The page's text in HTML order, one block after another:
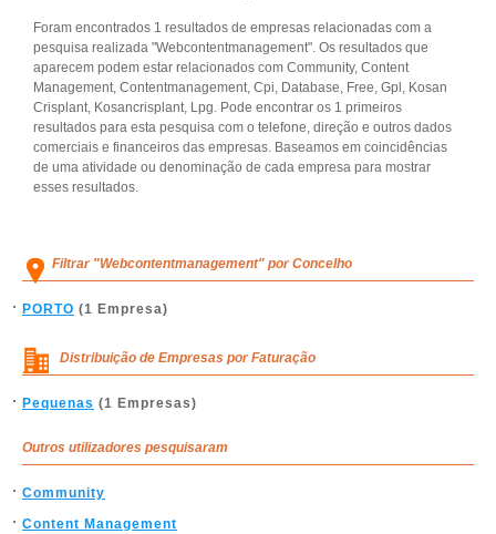
Foram encontrados 1 resultados de empresas relacionadas com a
pesquisa realizada "Webcontentmanagement". Os resultados que
aparecem podem estar relacionados com Community, Content
Management, Contentmanagement, Cpi, Database, Free, Gpl, Kosan
Crisplant, Kosancrisplant, Lpg. Pode encontrar os 1 primeiros
resultados para esta pesquisa com o telefone, direção e outros dados
comerciais e financeiros das empresas. Baseamos em coincidências
de uma atividade ou denominação de cada empresa para mostrar
esses resultados.
Filtrar "Webcontentmanagement" por Concelho
PORTO (1 Empresa)
Distribuição de Empresas por Faturação
Pequenas (1 Empresas)
Outros utilizadores pesquisaram
Community
Content Management